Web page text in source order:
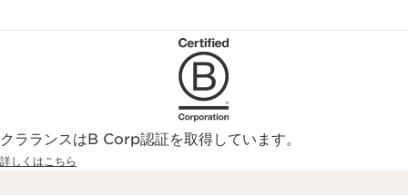
クラランスはB Corp認証を取得しています。
詳しくはこちら